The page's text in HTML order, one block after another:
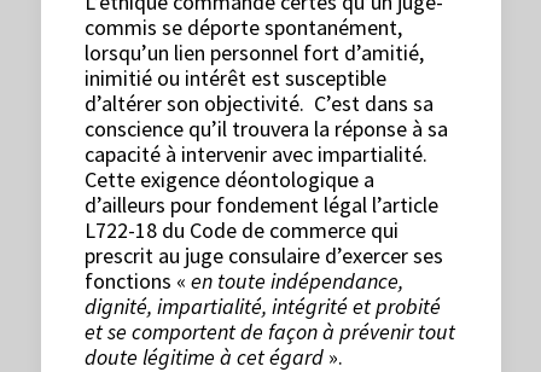
commis se déporte spontanément,
lorsqu’un lien personnel fort d’amitié,
inimitié ou intérêt est susceptible
d’altérer son objectivité. C’est dans sa
conscience qu’il trouvera la réponse à sa
capacité à intervenir avec impartialité.
Cette exigence déontologique a
d’ailleurs pour fondement légal l’article
L722-18 du Code de commerce qui
prescrit au juge consulaire d’exercer ses
fonctions «en toute indépendance,
dignité, impartialité, intégrité et probité
et se comportent de façon à prévenir tout
doute légitime à cet égard ».